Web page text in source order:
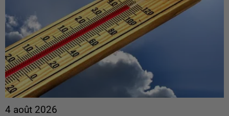
4 août 2026